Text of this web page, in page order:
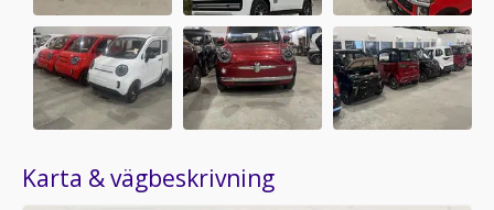
Karta & vägbeskrivning